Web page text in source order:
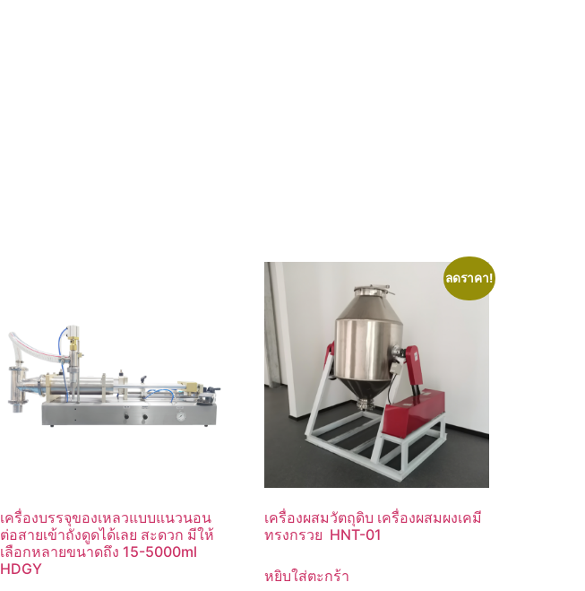
เครื่องบรรจุของเหลวแบบแนวนอน
ต่อสายเข้าถังดูดได้เลย สะดวก มีให้
เลือกหลายขนาดถึง 15-5000ml
HDGY
ลดราคา!
เครื่องผสมวัตถุดิบ เครื่องผสมผงเคมี
ทรงกรวย HNT-01
หยิบใส่ตะกร้า